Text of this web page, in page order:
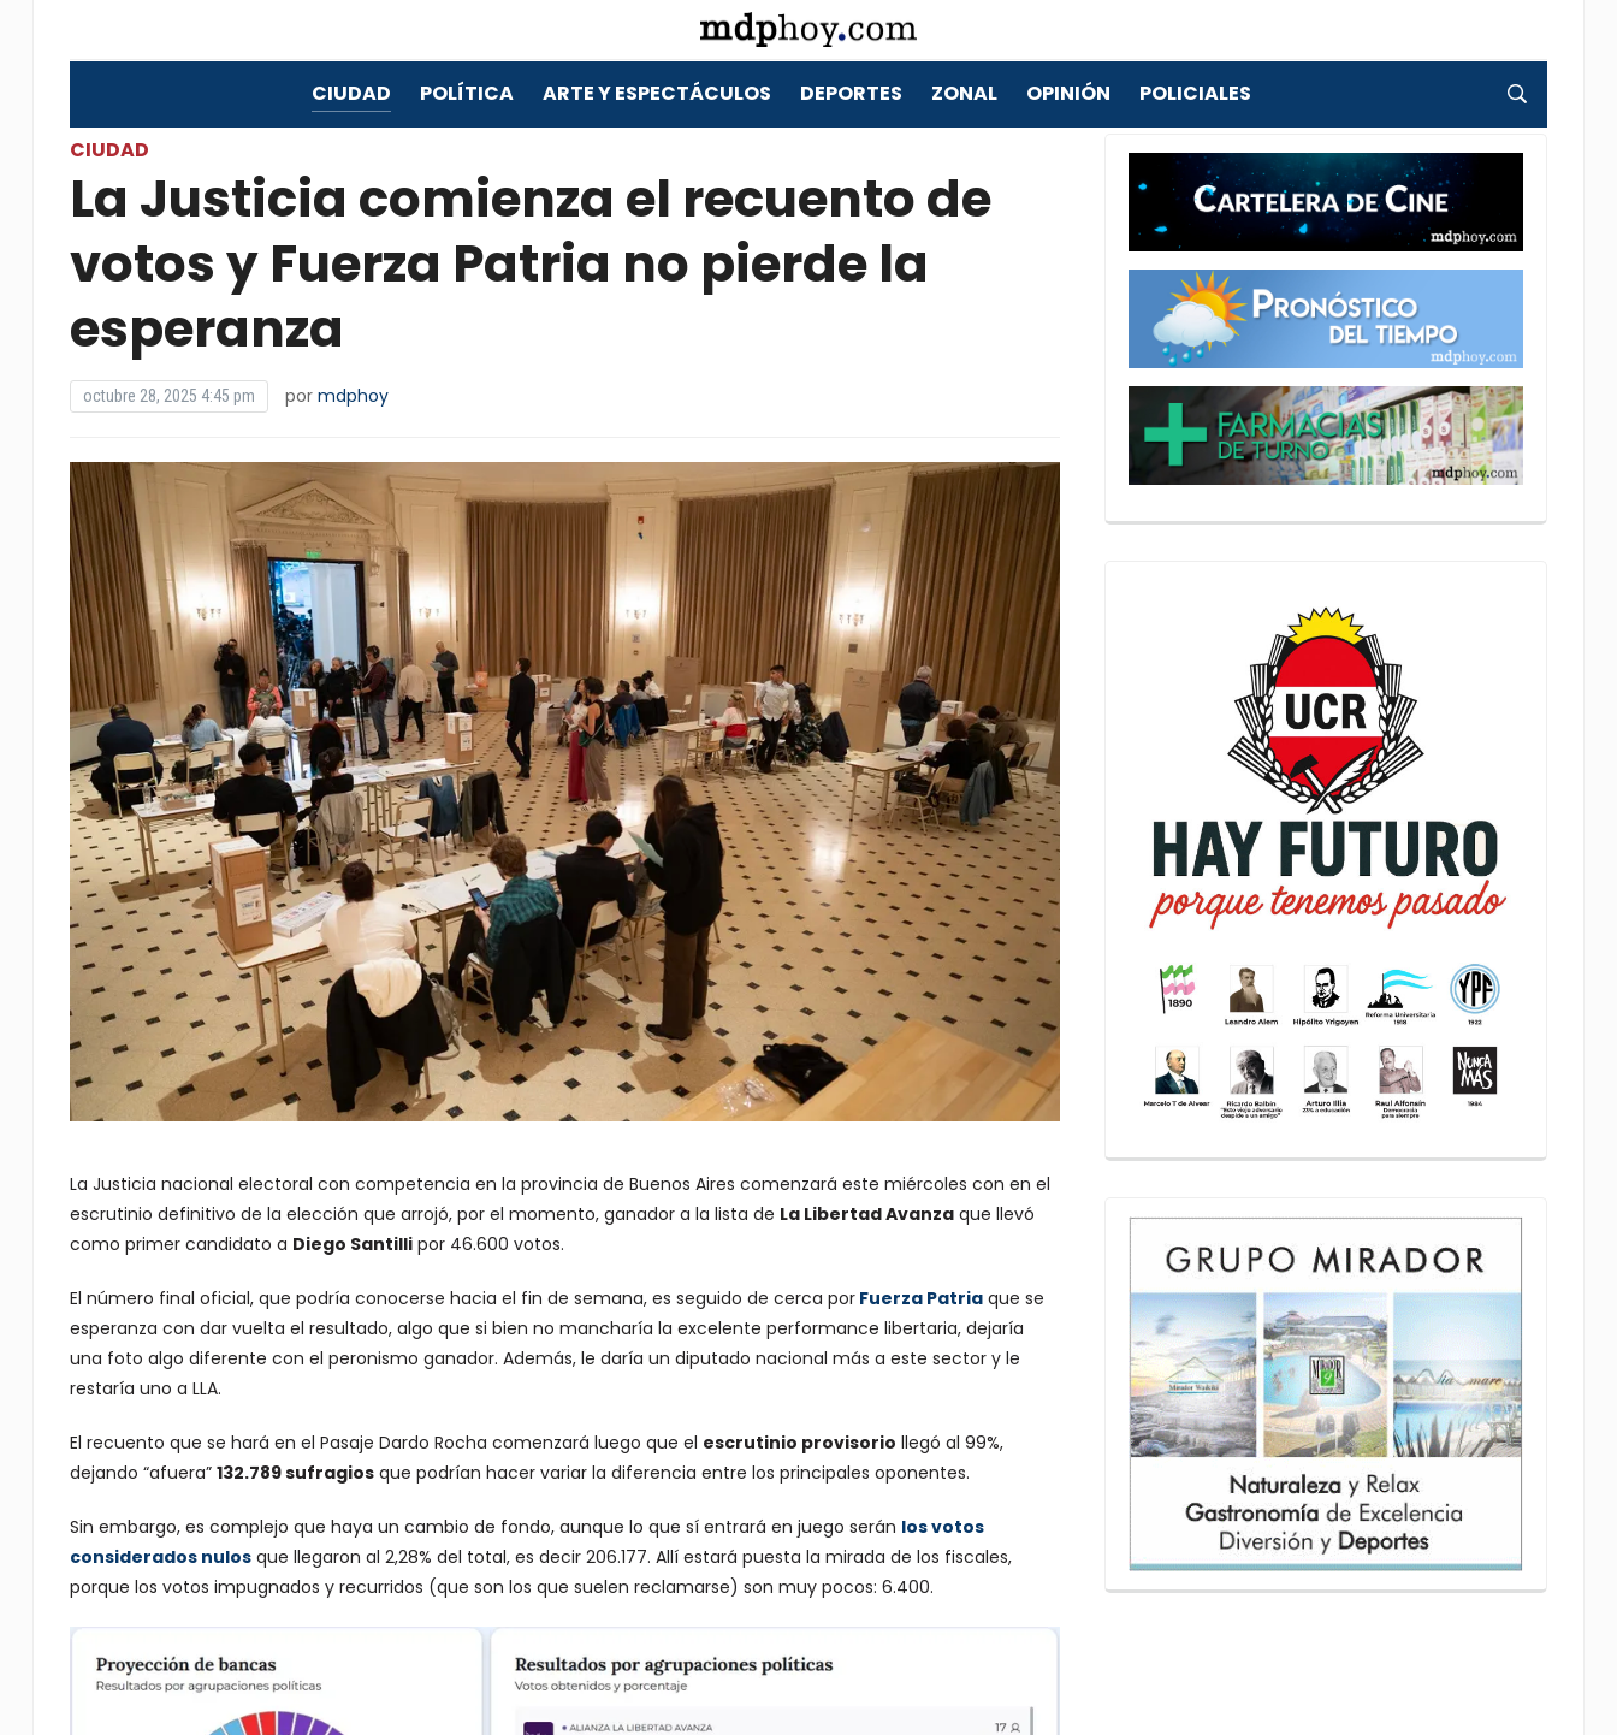
CIUDAD POLÍTICA ARTE Y ESPECTÁCULOS DEPORTES ZONAL OPINIÓN POLICIALES
CIUDAD
La Justicia comienza el recuento de
votos y Fuerza Patria no pierde la
esperanza
octubre 28, 2025 4:45 pm por mdphoy
La Justicia nacional electoral con competencia en la provincia de Buenos Aires comenzará este miércoles con en el
escrutinio definitivo de la elección que arrojó, por el momento, ganador a la lista de La Libertad Avanzaque llevó
como primer candidato a Diego Santillipor 46.600 votos.
El número final oficial, que podría conocerse hacia el fin de semana, es seguido de cerca por Fuerza Patriaque se
esperanza con dar vuelta el resultado, algo que si bien no mancharía la excelente performance libertaria, dejaría
una foto algo diferente con el peronismo ganador. Además, le daría un diputado nacional más a este sector y le
restaría uno a LLA.
El recuento que se hará en el Pasaje Dardo Rocha comenzará luego que el escrutinio provisorio llegó al 99%,
dejando “afuera” 132.789 sufragiosque podrían hacer variar la diferencia entre los principales oponentes.
Sin embargo, es complejo que haya un cambio de fondo, aunque lo que sí entrará en juego serán los votos
considerados nulosque llegaron al 2,28% del total, es decir 206.177. Allí estará puesta la mirada de los fiscales,
porque los votos impugnados y recurridos (que son los que suelen reclamarse) son muy pocos: 6.400.